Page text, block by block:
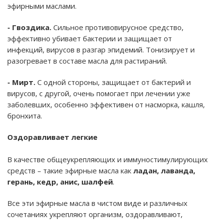
эфирными маслами.
- Гвоздика. Сильное противовирусное средство,
эффективно убивает бактерии и защищает от
инфекций, вирусов в разгар эпидемий. Тонизирует и
разогревает в составе масла для растираний.
- Мирт. С одной стороны, защищает от бактерий и
вирусов, с другой, очень помогает при лечении уже
заболевших, особенно эффективен от насморка, кашля,
бронхита.
Оздоравливает легкие
В качестве общеукрепляющих и иммуностимулирующих
средств – такие эфирные масла как ладан, лаванда,
герань, кедр, анис, шалфей.
Все эти эфирные масла в чистом виде и различных
сочетаниях укрепляют организм, оздоравливают,